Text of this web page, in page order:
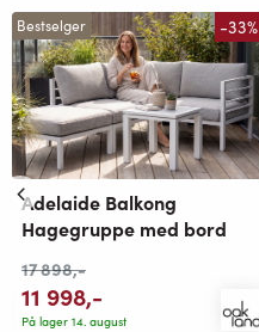
Bestselger -33%
Adelaide Balkong
Hagegruppe med bord
17 898,-
11 998,-
På lager 14. august